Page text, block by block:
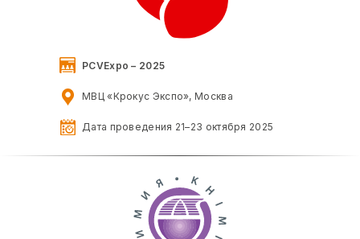
Дата проведения 21–23 октября 2025
МВЦ «Крокус Экспо», Москва
PCVExpo – 2025